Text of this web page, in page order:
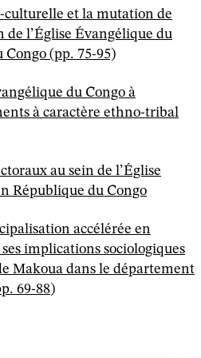
culturelle et la mutation de
de l’Église Évangélique du
Congo (pp. 75-95)
du Congo à
à caractère ethno-tribal
au sein de l’Église
République du Congo
accélérée en
implications sociologiques
Makoua dans le département
69-88)